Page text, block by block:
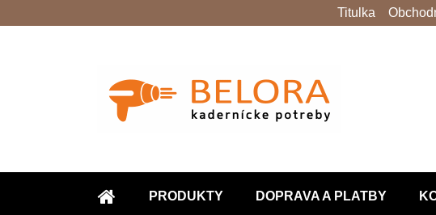
ÚVOD
PRODUKTY DOPRAVA A PLATBY
Titulka